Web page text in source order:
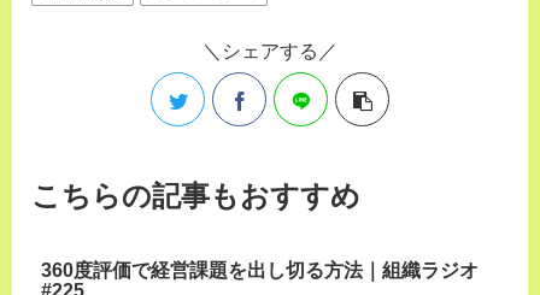
シェアする
こちらの記事もおすすめ
360度評価で経営課題を出し切る方法｜組織ラジオ